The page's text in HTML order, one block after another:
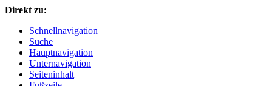
Direkt zu:
Schnellnavigation
Suche
Hauptnavigation
Unternavigation
Seiteninhalt